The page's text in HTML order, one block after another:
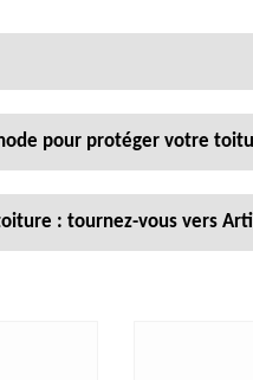
pour protéger votre
: tournez-vous vers